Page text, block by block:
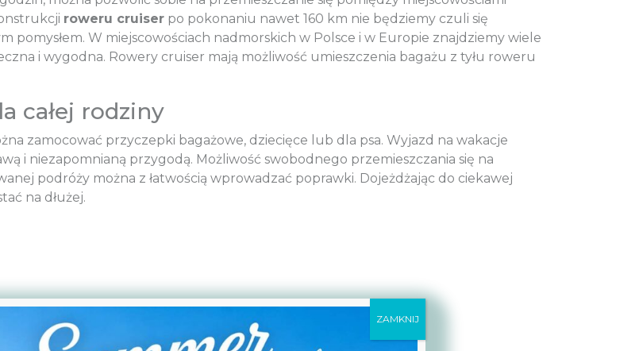
roweru cruiser po pokonaniu nawet 160 km nie będziemy czuli się
pomysłem. W miejscowościach nadmorskich w Polsce i w Europie znajdziemy wiele
i wygodna. Rowery cruiser mają możliwość umieszczenia bagażu z tyłu roweru
całej rodziny
zamocować przyczepki bagażowe, dziecięce lub dla psa. Wyjazd na wakacje
i niezapomnianą przygodą. Możliwość swobodnego przemieszczania się na
podróży można z łatwością wprowadzać poprawki. Dojeżdżając do ciekawej
na dłużej.
POSTY ZAMKNIJ